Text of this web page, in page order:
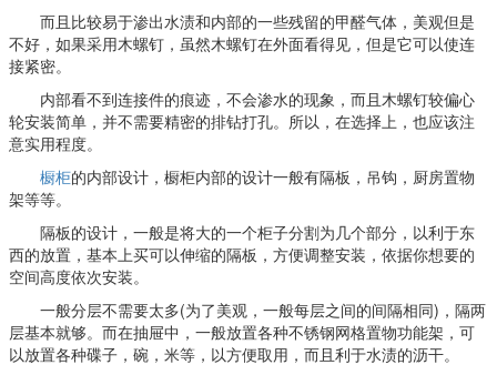
而且比较易于渗出水渍和内部的一些残留的甲醛气体，美观但是
不好，如果采用木螺钉，虽然木螺钉在外面看得见，但是它可以使连
接紧密。
内部看不到连接件的痕迹，不会渗水的现象，而且木螺钉较偏心
轮安装简单，并不需要精密的排钻打孔。所以，在选择上，也应该注
意实用程度。
橱柜的内部设计，橱柜内部的设计一般有隔板，吊钩，厨房置物
架等等。
隔板的设计，一般是将大的一个柜子分割为几个部分，以利于东
西的放置，基本上买可以伸缩的隔板，方便调整安装，依据你想要的
空间高度依次安装。
一般分层不需要太多(为了美观，一般每层之间的间隔相同)，隔两
层基本就够。而在抽屉中，一般放置各种不锈钢网格置物功能架，可
以放置各种碟子，碗，米等，以方便取用，而且利于水渍的沥干。